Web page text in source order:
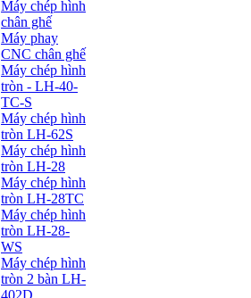
Máy chép hình
chân ghế
Máy phay
CNC chân ghế
Máy chép hình
tròn - LH-40-
TC-S
Máy chép hình
tròn LH-62S
Máy chép hình
tròn LH-28
Máy chép hình
tròn LH-28TC
Máy chép hình
tròn LH-28-
WS
Máy chép hình
tròn 2 bàn LH-
402D